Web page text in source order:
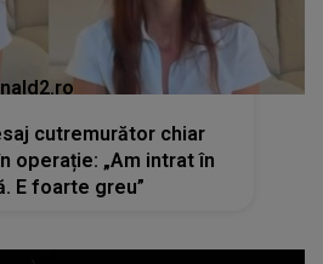
cutremurător chiar
operație: „Am intrat în
E foarte greu”